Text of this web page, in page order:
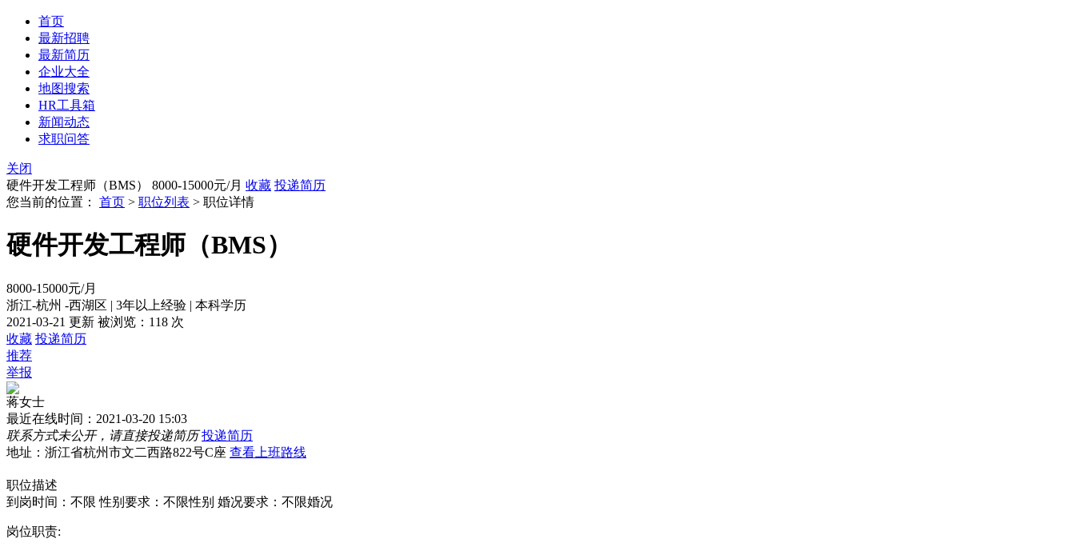
首页
最新招聘
最新简历
企业大全
地图搜索
HR工具箱
新闻动态
求职问答
关闭
硬件开发工程师（BMS）
8000-15000元/月 收藏 投递简历
您当前的位置： 首页 > 职位列表 > 职位详情
硬件开发工程师（BMS）
8000-15000元/月
浙江-杭州 -西湖区 | 3年以上经验 | 本科学历
2021-03-21 更新 被浏览： 118 次
收藏 投递简历
推荐
举报
蒋女士
最近在线时间：2021-03-20 15:03
联系方式未公开，请直接投递简历 投递简历
地址：浙江省杭州市文二西路822号C座 查看上班路线
职位描述
到岗时间：不限 性别要求：不限性别 婚况要求：不限婚况
岗位职责: